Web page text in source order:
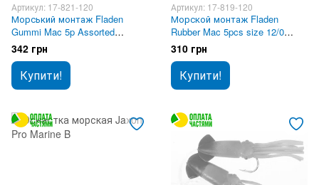
Артикул: 17-821-120
Морський монтаж Fladen
Gummi Mac 5p Assorted
Glowing 12/0
342 грн
Купити!
Артикул: 17-819-120
Морской монтаж Fladen
Rubber Mac 5pcs size 12/0
Yellow
310 грн
Купити!